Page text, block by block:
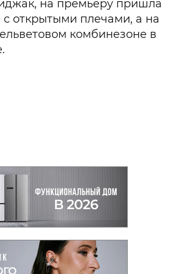
на премьеру пришла
с открытыми плечами, а на
комбинезоне в